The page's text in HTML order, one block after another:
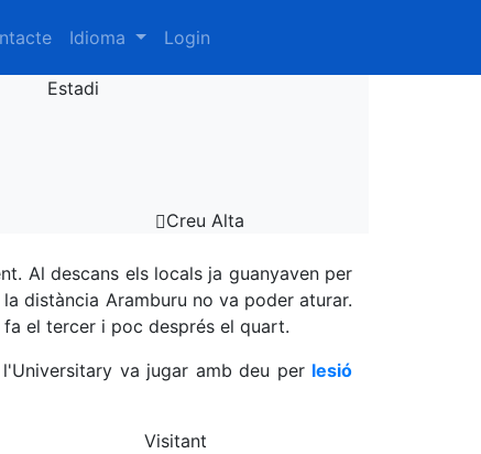
Idioma Login
Estadi
Creu Alta
Al descans els locals ja guanyaven per
distància Aramburu no va poder aturar.
fa el tercer i poc després el quart.
va jugar amb deu per lesió
Visitant